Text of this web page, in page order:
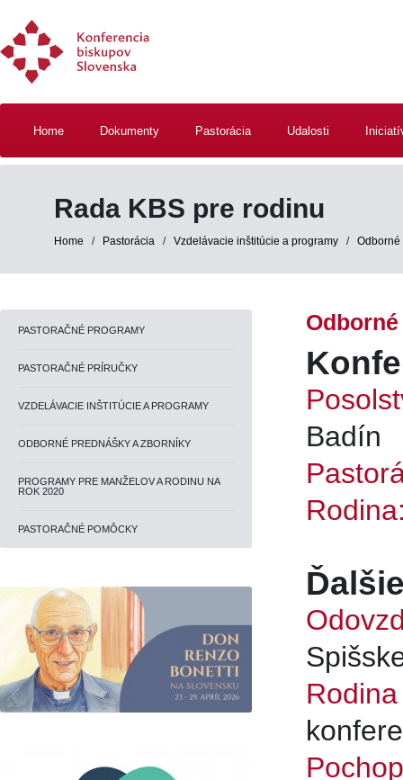
Home Dokumenty Pastorácia Udalosti
Rada KBS pre rodinu
Home / Pastorácia / Vzdelávacie inštitúcie a programy / Odborné
PASTORAČNÉ PROGRAMY
PASTORAČNÉ PRÍRUČKY
VZDELÁVACIE INŠTITÚCIE A PROGRAMY
ODBORNÉ PREDNÁŠKY A ZBORNÍKY
PROGRAMY PRE MANŽELOV A RODINU NA
ROK 2020
PASTORAČNÉ POMÔCKY
Badín